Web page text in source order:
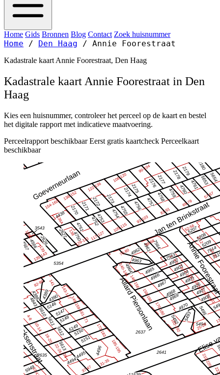
Home Gids Bronnen Blog Contact Zoek huisnummer
Home / Den Haag / Annie Foorestraat
Kadastrale kaart Annie Foorestraat, Den Haag
Kadastrale kaart Annie Foorestraat in Den
Haag
Kies een huisnummer, controleer het perceel op de kaart en bestel
het digitale rapport met indicatieve maatvoering.
Perceelrapport beschikbaar Eerst gratis kaartcheck Perceelkaart
beschikbaar